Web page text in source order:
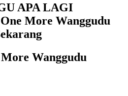
APA LAGI
More Wanggudu
Wanggudu